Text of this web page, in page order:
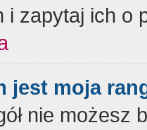
i zapytaj ich o
jest moja
nie możesz